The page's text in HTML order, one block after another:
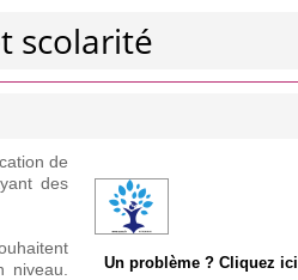
scolarité
de
des
Un problème ? Cliquez ici